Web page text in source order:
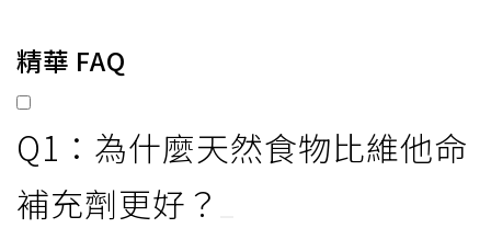
精華 FAQ
Q1：為什麼天然食物比維他命
補充劑更好？